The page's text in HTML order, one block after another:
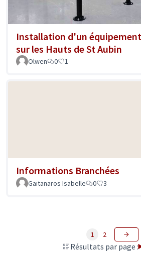
Installation d'un
sur les Hauts de St Aubin
Olwen 0 1
Informations Branchées
Gaitanaros Isabelle
0 3
Résultats par page :
1 2